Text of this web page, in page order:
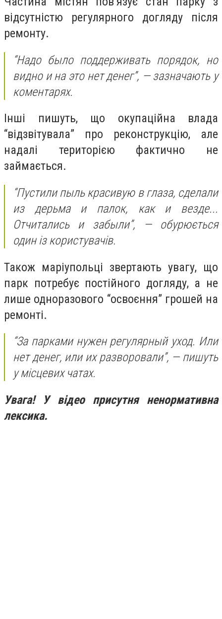
відсутністю регулярного догляду після
ремонту.
“Надо было поддерживать порядок, но
видно и на это нет денег”, — зазначають у
коментарях.
Інші пишуть, що окупаційна влада
“відзвітувала” про реконструкцію, але
надалі територією фактично не
займається.
“Пустили пыль красивую в глаза, сделали
из дерьма и палок, как и везде...
Отчитались и забыли”, — обурюється
один із користувачів.
Також маріупольці звертають увагу, що
парк потребує постійного догляду, а не
лише одноразового “освоєння” грошей на
ремонті.
“За парками нужен регулярный уход. Или
нет денег, или их разворовали”, — пишуть
у місцевих чатах.
Увага! У відео присутня ненормативна
лексика.